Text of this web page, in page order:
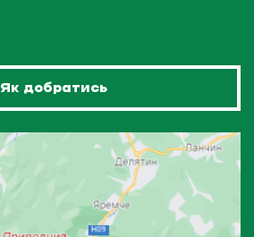
Як добратись